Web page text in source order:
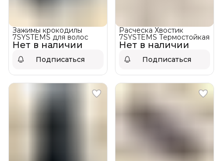
Нет в наличии
Зажимы крокодилы
7SYSTEMS для волос
Подписаться
Нет в наличии
Расческа Хвостик
7SYSTEMS Термостойкая
Подписаться